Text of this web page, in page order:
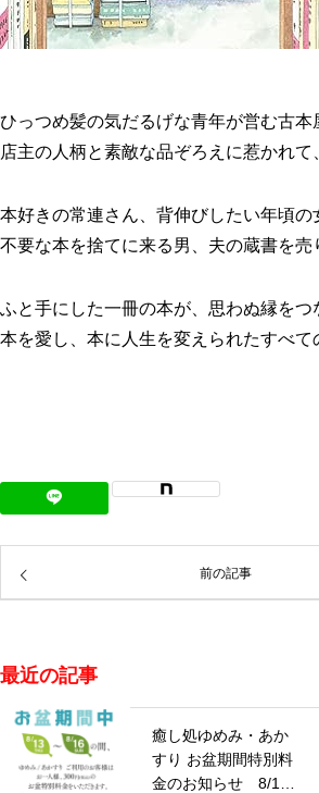
ひっつめ髪の気だるげな青年が営む古本
店主の人柄と素敵な品ぞろえに惹かれ
本好きの常連さん、背伸びしたい年頃の
不要な本を捨てに来る男、夫の蔵書を売
ふと手にした一冊の本が、思わぬ縁を
本を愛し、本に人生を変えられたすべ
前の記事
最近の記事
癒し処ゆめみ・あか
すり お盆期間特別料
金のお知らせ 8/13